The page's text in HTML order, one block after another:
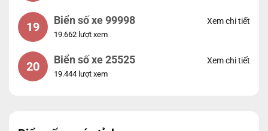
19 Biển số xe 99998
19.662 lượt xem
Xem chi tiết
20 Biển số xe 25525
19.444 lượt xem
Xem chi tiết